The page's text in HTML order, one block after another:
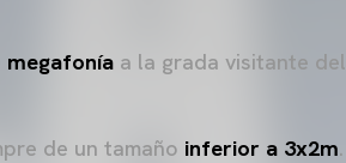
megafonía a la grada visitante del
de un tamaño inferior a 3x2m.